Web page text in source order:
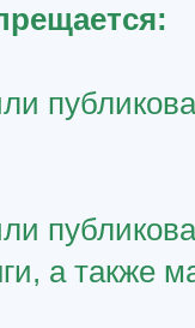
а также